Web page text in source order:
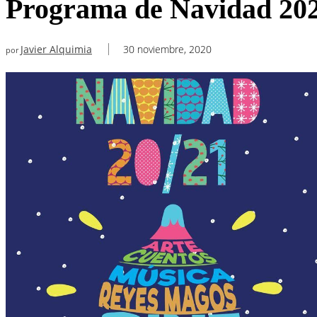
Programa de Navidad
por Javier Alquimia 30 noviembre, 2020